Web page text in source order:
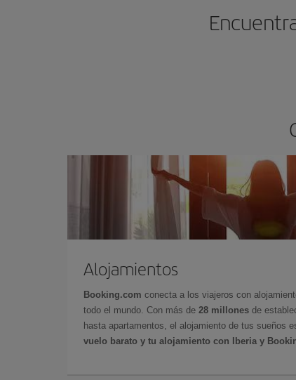
Alojamientos
Booking.com conecta a los viajeros con
todo el mundo. Con más de 28 millones de
hasta apartamentos, el alojamiento de tus sueños
vuelo barato y tu alojamiento con Iberia y